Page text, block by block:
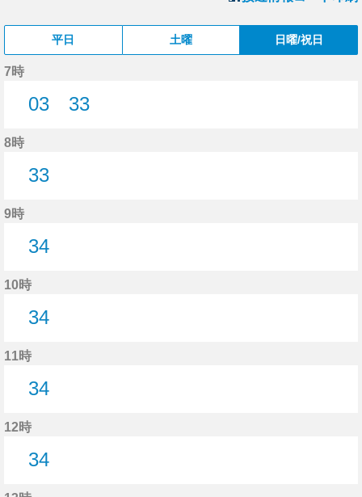
平日 土曜 日曜/祝日
7時
03
33
8時
33
9時
34
10時
34
11時
34
12時
34